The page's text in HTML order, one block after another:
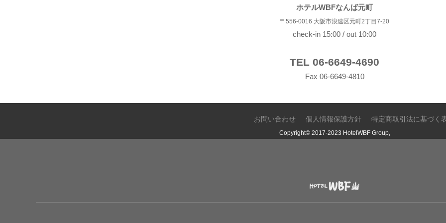
ホテルWBFなんば元町
〒556-0016 大阪市浪速区元町2丁目7-20
check-in 15:00 / out 10:00
TEL 06-6649-4690
Fax 06-6649-4810
お問い合わせ 個人情報保護方針 特定商取引法に基づく
Copyright© 2017-2023 HotelWBF Group,